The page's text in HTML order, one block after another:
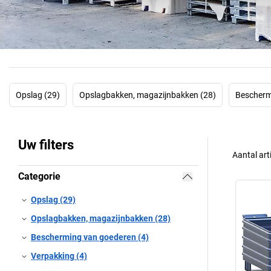
Opslag (29) Opslagbakken, magazijnbakken (28)
Uw filters
Categorie
Opslag (29)
Opslagbakken, magazijnbakken (28)
Bescherming van goederen (4)
Verpakking (4)
Aantal